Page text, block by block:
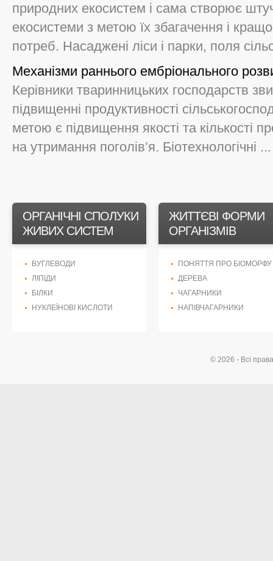
природних екосистем і сама створює
екосистеми з метою їх збагачення і
потреб. Насаджені ліси і парки, поля
Механізми раннього ембріонального
Керівники тваринницьких господарств
підвищенні продуктивності
метою є підвищення якості та кількості
на утримання поголів’я. Біотехнологічні ...
ОРГАНІЧНІ СПОЛУКИ
ЖИВИХ СИСТЕМ
ВУГЛЕВОДИ
ЛІПІДИ
БІЛКИ
НУКЛЕЇНОВІ КИСЛОТИ
ЖИТТЄВІ ФОРМИ
ОРГАНІЗМІВ
ПОНЯТТЯ ПРО БІОМОРФУ
ДЕРЕВА
ЧАГАРНИКИ
НАПІВЧАГАРНИКИ
© 2026 - Всі